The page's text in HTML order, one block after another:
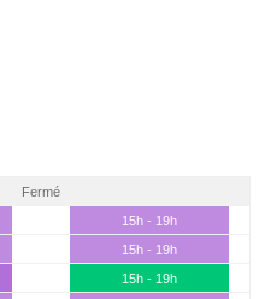
Fermé
15h - 19h
15h - 19h
15h - 19h